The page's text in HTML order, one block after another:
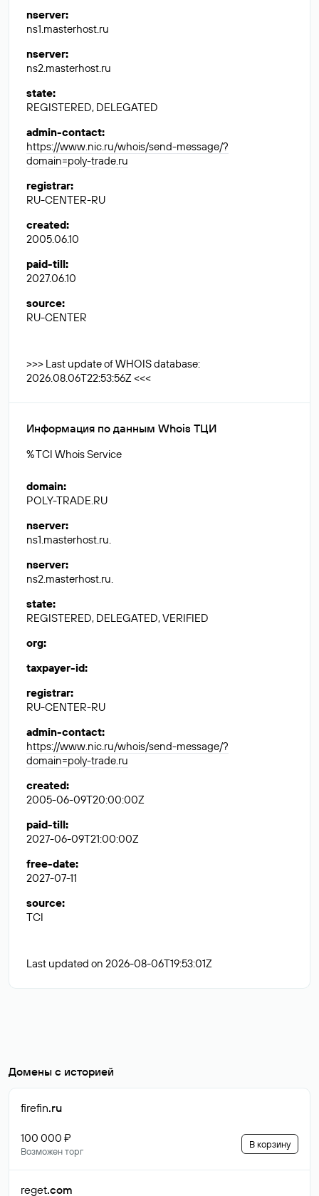
nserver:
ns1.masterhost.ru
nserver:
ns2.masterhost.ru
state:
REGISTERED, DELEGATED
admin-contact:
https://www.nic.ru/whois/send-message/?
domain=poly-trade.ru
registrar:
RU-CENTER-RU
created:
2005.06.10
paid-till:
2027.06.10
source:
RU-CENTER
>>> Last update of WHOIS database:
2026.08.06T22:53:56Z <<<
Информация по данным Whois ТЦИ
% TCI Whois Service
domain:
POLY-TRADE.RU
nserver:
ns1.masterhost.ru.
nserver:
ns2.masterhost.ru.
state:
REGISTERED, DELEGATED, VERIFIED
org:
taxpayer-id:
registrar:
RU-CENTER-RU
admin-contact:
https://www.nic.ru/whois/send-message/?
domain=poly-trade.ru
created:
2005-06-09T20:00:00Z
paid-till:
2027-06-09T21:00:00Z
free-date:
2027-07-11
source:
TCI
Last updated on 2026-08-06T19:53:01Z
Домены с историей
firefin.ru
100 000 ₽
Возможен торг
В корзину
reget.com